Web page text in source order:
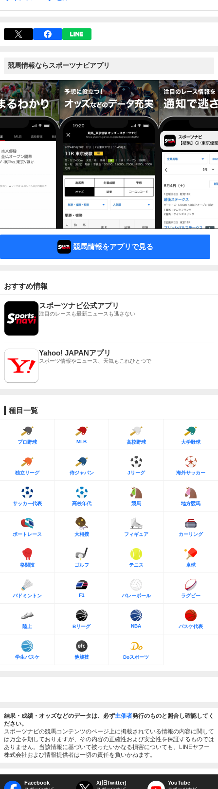
競馬情報ならスポーツナビアプリ
競馬情報をアプリで見る
おすすめ情報
スポーツナビ公式アプリ
注目のレースも最新ニュースも逃さない
Yahoo! JAPANアプリ
スポーツ情報やニュース、天気もこれひとつで
種目一覧
プロ野球 MLB 高校野球 大学野球
独立リーグ 侍ジャパン Jリーグ 海外サッカー
サッカー代表 高校年代 競馬 地方競馬
ボートレース 大相撲 フィギュア カーリング
格闘技 ゴルフ テニス 卓球
バドミントン F1 バレーボール ラグビー
陸上 Bリーグ NBA バスケ代表
学生バスケ 他競技 Doスポーツ
結果・成績・オッズなどのデータは、必ず主催者発行のものと照合し確認してく
ださい。
スポーツナビの競馬コンテンツのページ上に掲載されている情報の内容に関して
は万全を期しておりますが、その内容の正確性および安全性を保証するものでは
ありません。当該情報に基づいて被ったいかなる損害についても、LINEヤフー
株式会社および情報提供者は一切の責任を負いかねます。
Facebook X(旧Twitter) YouTube